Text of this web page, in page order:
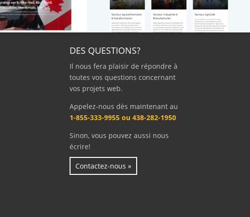
DES QUESTIONS?
Il nous fera plaisir de répondre à
toutes vos questions concernant
vos projets web.
Appelez-nous dès maintenant au
1-855-333-9955 ou 438-282-1950
Sinon, vous pouvez aussi nous
écrire!
Contactez-nous »